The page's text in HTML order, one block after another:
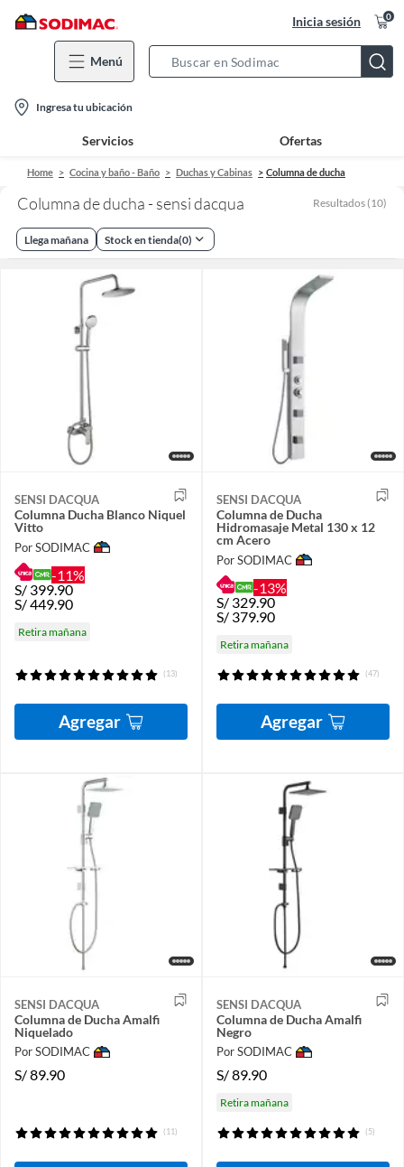
Inicia sesión 0
Menú
Bar
location-
icon
Ingresa tu ubicación
Servicios Ofertas
Home Cocina y baño - Baño Duchas y Cabinas Columna de ducha
Columna de ducha - sensi dacqua Resultados (10)
Llega mañana Stock en tienda(0)
SENSI DACQUA
Columna Ducha Blanco Niquel
Vitto
Por SODIMAC
-11%
S/ 399.90
S/449.90
Retira mañana
(13)
Agregar
SENSI DACQUA
Columna de Ducha
Hidromasaje Metal 130 x 12
cm Acero
Por SODIMAC
-13%
S/ 329.90
S/ 379.90
Retira mañana
(47)
Agregar
SENSI DACQUA
Columna de Ducha Amalfi
Niquelado
Por SODIMAC
S/89.90
(11)
SENSI DACQUA
Columna de Ducha Amalfi
Negro
Por SODIMAC
S/89.90
Retira mañana
(5)